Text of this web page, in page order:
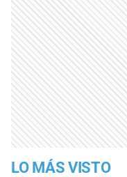
LO MÁS VISTO